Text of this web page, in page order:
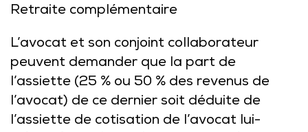
Retraite complémentaire
L’avocat et son conjoint collaborateur
peuvent demander que la part de
l’assiette (25 % ou 50 % des revenus de
l’avocat) de ce dernier soit déduite de
l’assiette de cotisation de l’avocat lui-